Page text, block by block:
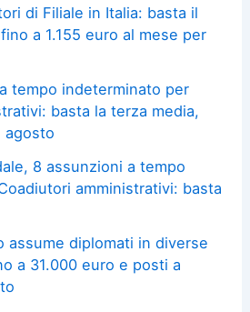
di Filiale in Italia: basta il
a 1.155 euro al mese per
tempo indeterminato per
basta la terza media,
agosto
8 assunzioni a tempo
amministrativi: basta
assume diplomati in diverse
a 31.000 euro e posti a